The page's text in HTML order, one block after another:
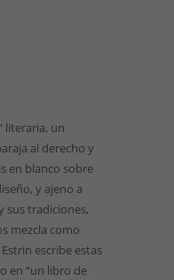
literaria, un
al derecho y
en blanco sobre
y ajeno a
sus tradiciones,
mezcla como
escribe estas
en “un libro de